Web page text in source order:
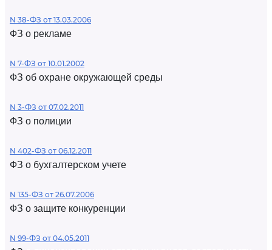
N 38-ФЗ от 13.03.2006
ФЗ о рекламе
N 7-ФЗ от 10.01.2002
ФЗ об охране окружающей среды
N 3-ФЗ от 07.02.2011
ФЗ о полиции
N 402-ФЗ от 06.12.2011
ФЗ о бухгалтерском учете
N 135-ФЗ от 26.07.2006
ФЗ о защите конкуренции
N 99-ФЗ от 04.05.2011